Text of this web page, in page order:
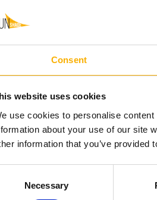
Consent
website uses cookies
use cookies to personalise
about your use of our site
information that you’ve
Necessary
żagla tarasowego o
żagiel przeciwsłoneczny
sprawdzi się nad dużymi
różnym kątem nachylenia
były trwałe i
żagiel przeciwsłoneczny?
– przepuszcza powietrze,
jest odporny na pleśń, gnicie
– tkanina nie wymaga
przeciwsłoneczny to nie tylko
zaprojektowana z myślą o
prezentuje się subtelnie i